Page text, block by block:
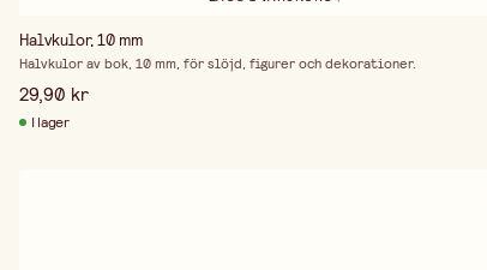
Halvkulor, 10 mm
Halvkulor av bok, 10 mm, för slöjd, figurer och dekorationer.
29,90 kr
I lager